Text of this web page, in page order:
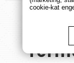
cookie-kat